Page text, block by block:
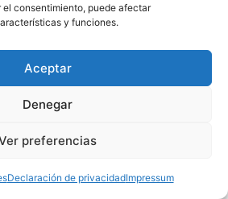
consentimiento, puede afectar
y funciones.
Aceptar
Denegar
preferencias
Declaración de privacidadImpressum
buergerianum miyadono
es decir, si no vives en una
que mantener las semillas
y el frío, que no estén